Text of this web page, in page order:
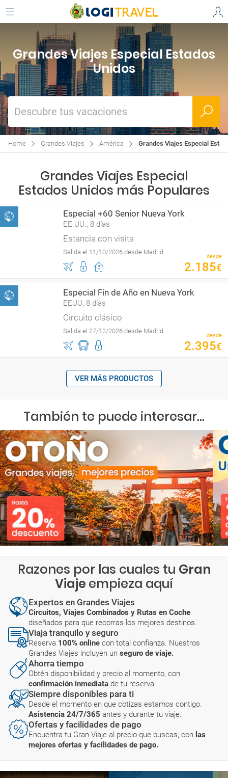
Grandes Viajes Especial Estados
Unidos
Descubre tus vacaciones
Home Grandes Viajes América Grandes Viajes Especial
Grandes Viajes Especial
Estados Unidos más Populares
Especial +60 Senior Nueva York
EE.UU., 8 días
Estancia con visita
Salida el 11/10/2026 desde Madrid
desde
2.185€
Especial Fin de Año en Nueva York
EEUU, 8 días
Circuito clásico
Salida el 27/12/2026 desde Madrid
desde
2.395€
VER MÁS PRODUCTOS
También te puede interesar...
Razones por las cuales tu Gran
Viaje empieza aquí
Expertos en Grandes Viajes
Circuitos, Viajes Combinados y Rutas en Coche
diseñados para que recorras los mejores destinos.
Viaja tranquilo y seguro
Reserva 100% online con total confianza. Nuestros
Grandes Viajes incluyen un seguro de viaje.
Ahorra tiempo
Obtén disponibilidad y precio al momento, con
confirmación inmediata de tu reserva.
Siempre disponibles para ti
Desde el momento en que cotizas estamos contigo.
Asistencia 24/7/365 antes y durante tu viaje.
Ofertas y facilidades de pago
Encuentra tu Gran Viaje al precio que buscas, con las
mejores ofertas y facilidades de pago.